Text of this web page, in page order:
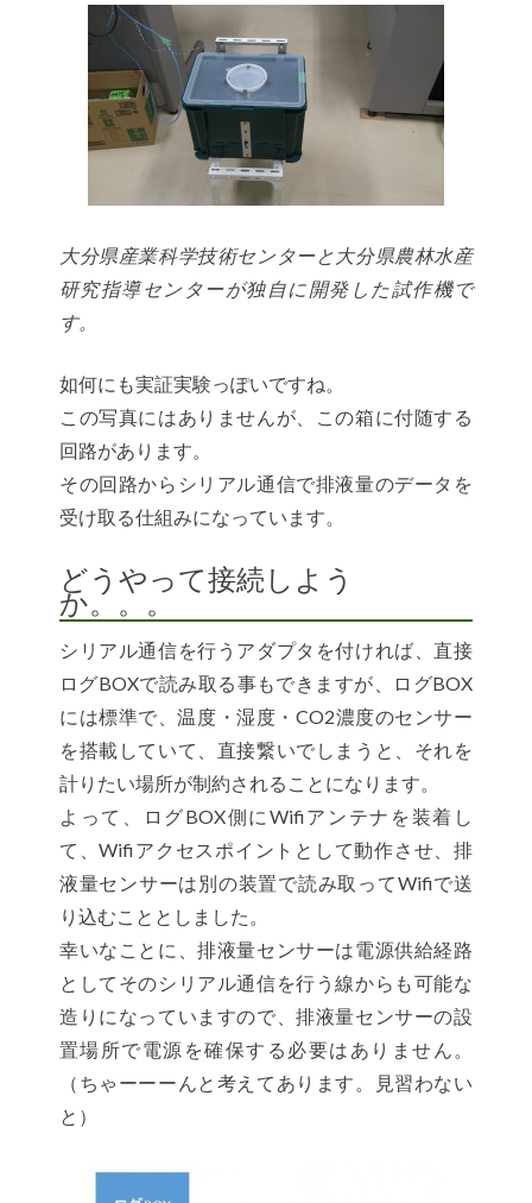
大分県産業科学技術センターと大分県農林水産
研究指導センターが独自に開発した試作機で
す。
如何にも実証実験っぽいですね。
この写真にはありませんが、この箱に付随する
回路があります。
その回路からシリアル通信で排液量のデータを
受け取る仕組みになっています。
どうやって接続しよう
か。。。
シリアル通信を行うアダプタを付ければ、直接
ログBOXで読み取る事もできますが、ログBOX
には標準で、温度・湿度・CO2濃度のセンサー
を搭載していて、直接繋いでしまうと、それを
計りたい場所が制約されることになります。
よって、ログBOX側にWifiアンテナを装着し
て、Wifiアクセスポイントとして動作させ、排
液量センサーは別の装置で読み取ってWifiで送
り込むこととしました。
幸いなことに、排液量センサーは電源供給経路
としてそのシリアル通信を行う線からも可能な
造りになっていますので、排液量センサーの設
置場所で電源を確保する必要はありません。
（ちゃーーーんと考えてあります。見習わない
と）